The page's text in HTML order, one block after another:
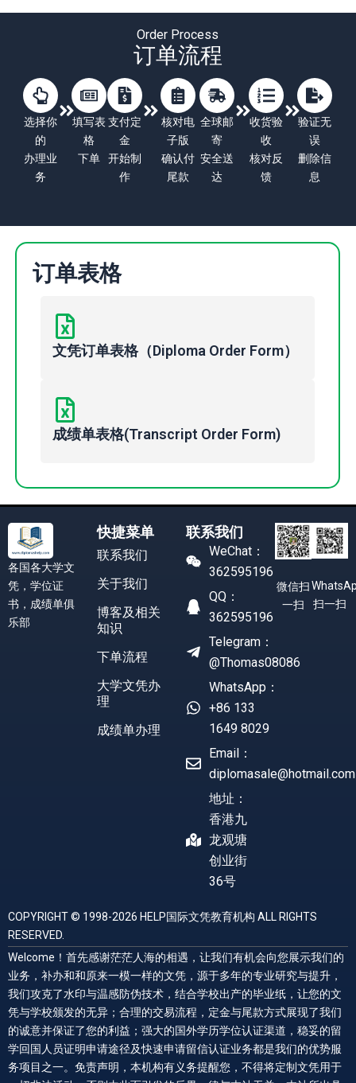
Order Process
订单流程
选择你
的
办理业
务
填写表
格
下单
支付定
金
开始制
作
核对电
子版
确认付
尾款
全球邮
寄
安全送
达
收货验
收
核对反
馈
验证无
误
删除信
息
订单表格
文凭订单表格（Diploma Order Form）
成绩单表格(Transcript Order Form)
各国各大学文
凭，学位证
书，成绩单俱
乐部
快捷菜单
联系我们
关于我们
博客及相关
知识
下单流程
大学文凭办
理
成绩单办理
联系我们
WeChat：
362595196
QQ：
362595196
Telegram：
@Thomas08086
WhatsApp：
+86 133
1649 8029
Email：
diplomasale@hotmail.com
地址：
香港九
龙观塘
创业街
36号
微信扫
一扫
扫一扫
COPYRIGHT © 1998-2026 HELP国际文凭教育机构 ALL RIGHTS
RESERVED.
Welcome！首先感谢茫茫人海的相遇，让我们有机会向您展示我们的
业务，补办和和原来一模一样的文凭，源于多年的专业研究与提升，
我们攻克了水印与温感防伪技术，结合学校出产的毕业纸，让您的文
凭与学校颁发的无异；合理的交易流程，定金与尾款方式展现了我们
的诚意并保证了您的利益；强大的国外学历学位认证渠道，稳妥的留
学回国人员证明申请途径及快速申请留信认证业务都是我们的优势服
务项目之一。免责声明，本机构有义务提醒您，不得将定制文凭用于